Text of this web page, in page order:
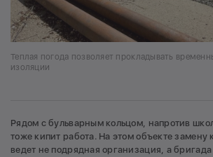
Теплая погода позволяет прокладывать
изоляции
Рядом с бульварным кольцом, напротив
тоже кипит работа. На этом объекте замену
ведет не подрядная организация, а